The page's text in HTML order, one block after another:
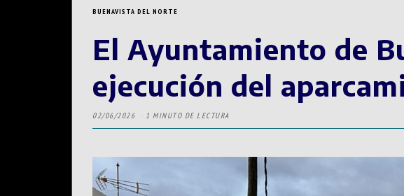
BUENAVISTA DEL NORTE
El Ayuntamiento de
ejecución del
02/06/2026 1 MINUTO DE LECTURA